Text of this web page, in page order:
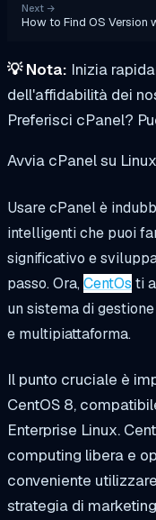
Next →
How to Find OS Version
💡Nota: Inizia
dell'affidabilità dei
Preferisci cPanel?
Avvia cPanel su Linux
Usare cPanel è
intelligenti che puoi
significativo e
passo. Ora, CentOs ti
un sistema di
e multipiattaforma.
Il punto cruciale è
CentOS 8,
Enterprise Linux.
computing libera e
conveniente
strategia di